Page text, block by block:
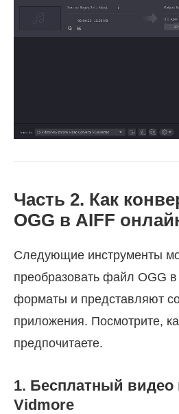
Часть 2. Как
OGG в AIFF
Следующие инструменты
преобразовать файл OGG
форматы и представляют
приложения. Посмотрите,
предпочитаете.
1. Бесплатный видео
Vidmore